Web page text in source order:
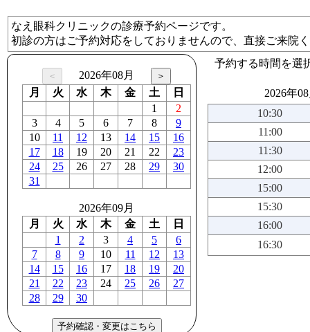
なえ眼科クリニックの診療予約ページです。
初診の方はご予約対応をしておりませんので、直接ご来院
2026年08月
月
火 水 木 金 土
日
1
2
3
4 5 6 7 8
9
10
11 12 13 14 15
16
17
18 19 20 21 22
23
24
25 26 27 28 29
30
31
2026年09月
月
火 水 木 金 土
日
1
2 3 4 5
6
7
8 9 10 11 12
13
14
15 16 17 18 19
20
21
22 23 24 25 26
27
28
29 30
予約する時間を選
2026年
10:30
11:00
11:30
12:00
15:00
15:30
16:00
16:30